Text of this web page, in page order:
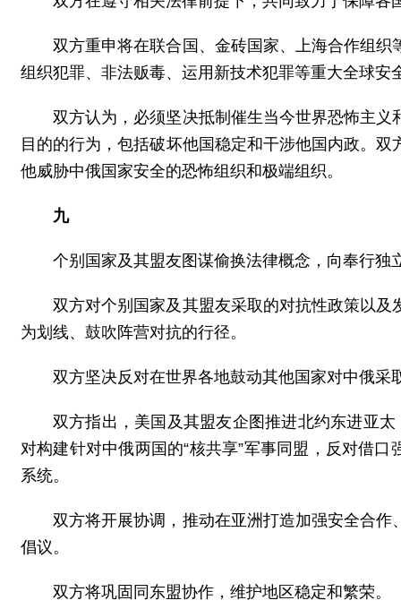
双方重申将在联合国、金砖国家、上海合作组
组织犯罪、非法贩毒、运用新技术犯罪等重大全球安
双方认为，必须坚决抵制催生当今世界恐怖主
目的的行为，包括破坏他国稳定和干涉他国内政。
他威胁中俄国家安全的恐怖组织和极端组织。
九
个别国家及其盟友图谋偷换法律概念，向奉行
双方对个别国家及其盟友采取的对抗性政策以
为划线、鼓吹阵营对抗的行径。
双方坚决反对在世界各地鼓动其他国家对中俄采
双方指出，美国及其盟友企图推进北约东进亚
对构建针对中俄两国的“核共享”军事同盟，反对借
系统。
双方将开展协调，推动在亚洲打造加强安全合
倡议。
双方将巩固同东盟协作，维护地区稳定和繁荣。